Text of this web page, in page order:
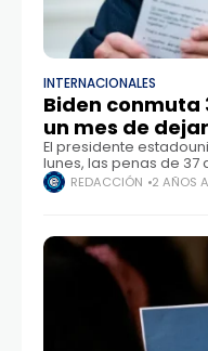
INTERNACIONALES
Biden conmuta
un mes de
El presidente
lunes, las penas de
por la justicia federal,
de Donald Trump a
REDACCIÓN 2 AÑOS